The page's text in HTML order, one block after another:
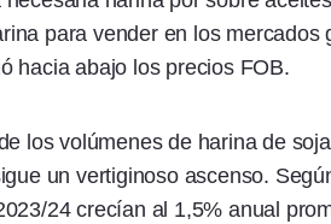
para vender en los
hacia abajo los precios FOB.
los volúmenes de harina de
un vertiginoso ascenso.
24 crecían al 1,5% anual